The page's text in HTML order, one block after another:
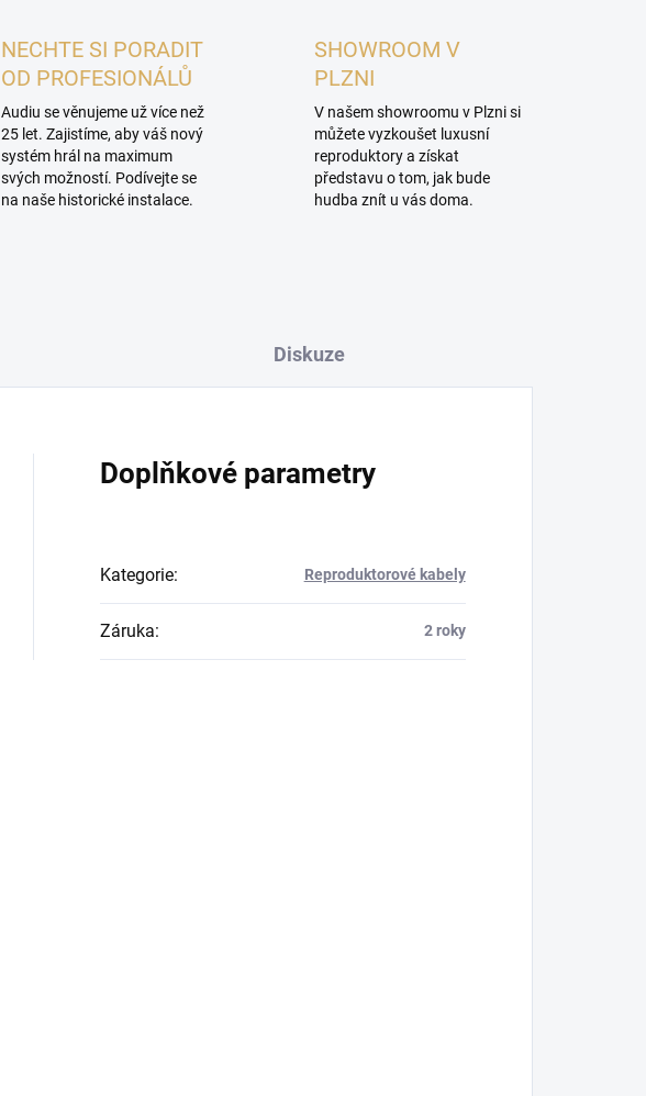
NECHTE SI PORADIT
OD PROFESIONÁLŮ
Audiu se věnujeme už více než
25 let. Zajistíme, aby váš nový
systém hrál na maximum
svých možností. Podívejte se
na naše historické instalace.
SHOWROOM V
PLZNI
V našem showroomu v Plzni si
můžete vyzkoušet luxusní
reproduktory a získat
představu o tom, jak bude
hudba znít u vás doma.
Diskuze
Doplňkové parametry
Kategorie: Reproduktorové kabely
Záruka: 2 roky